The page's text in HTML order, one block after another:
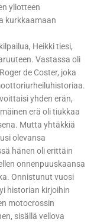
yliotteen
kurkkaamaan
Heikki tiesi,
Vastassa oli
de Coster, joka
yhden erän,
erä oli tiukkaa
Mutta yhtäkkiä
olevansa
hänen oli erittäin
onnenpuuskaansa
Onnistunut vuosi
historian kirjoihin
motocrossin
sisällä vellova